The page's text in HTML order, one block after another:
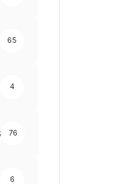
65
4
76
6